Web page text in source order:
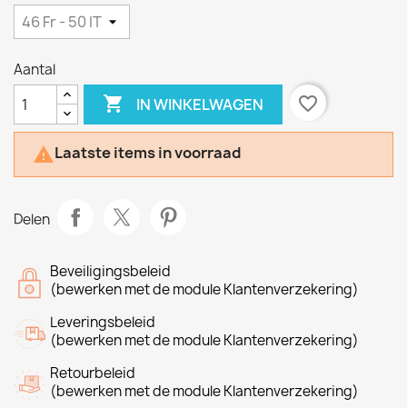
Aantal
 IN WINKELWAGEN favorite_border
Laatste items in voorraad
Delen
Beveiligingsbeleid
(bewerken met de module Klantenverzekering)
Leveringsbeleid
(bewerken met de module Klantenverzekering)
Retourbeleid
(bewerken met de module Klantenverzekering)